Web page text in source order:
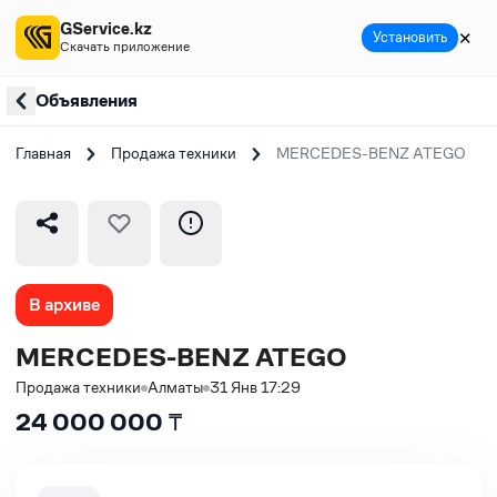
Объявления
Главная Продажа техники MERCEDES-BENZ ATEGO
В архиве
MERCEDES-BENZ ATEGO
Продажа техники Алматы 31 Янв 17:29
24 000 000 ₸
GService.kz
Скачать приложение Установить ✕